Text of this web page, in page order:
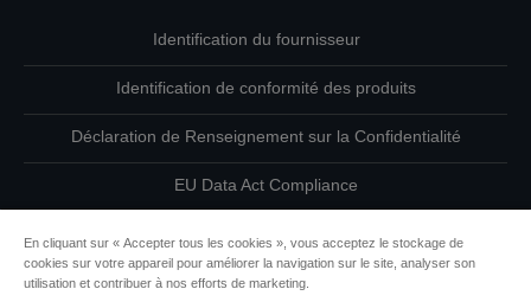
Identification du fournisseur
Identification de conformité des produits
Déclaration de Renseignement sur la Confidentialité
EU Data Act Compliance
Informations sur les cookies
En cliquant sur « Accepter tous les cookies », vous acceptez le stockage de
cookies sur votre appareil pour améliorer la navigation sur le site, analyser son
utilisation et contribuer à nos efforts de marketing.